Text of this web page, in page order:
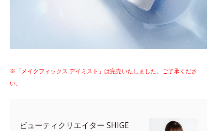
※「メイクフィックス デイミスト」は完売いたしました。ご了承くださ
い。
ビューティクリエイター SHIGE